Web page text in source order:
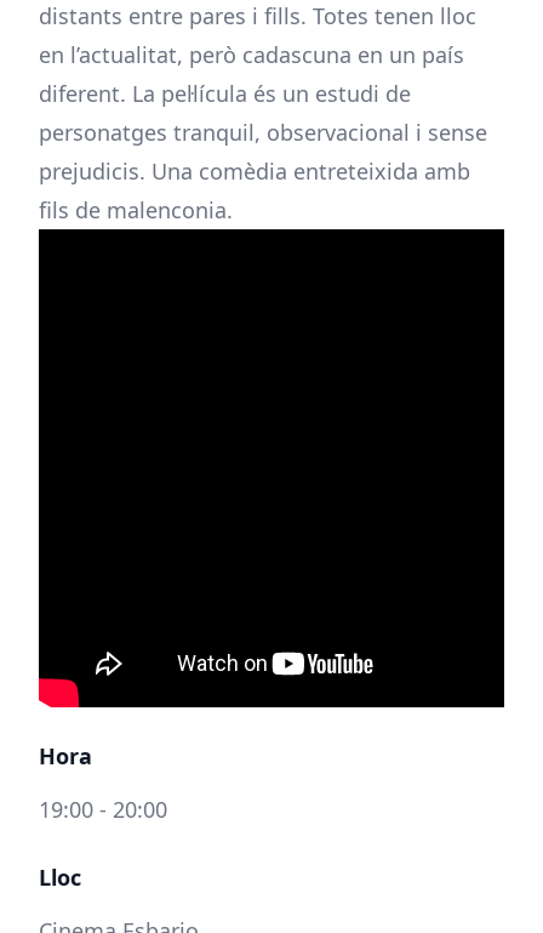
distants entre pares i fills. Totes tenen lloc
en l’actualitat, però cadascuna en un país
diferent. La pel·lícula és un estudi de
personatges tranquil, observacional i sense
prejudicis. Una comèdia entreteixida amb
fils de malenconia.
Hora
19:00 - 20:00
Lloc